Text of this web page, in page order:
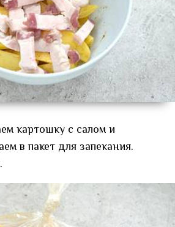
картошку с салом и
в пакет для запекания.